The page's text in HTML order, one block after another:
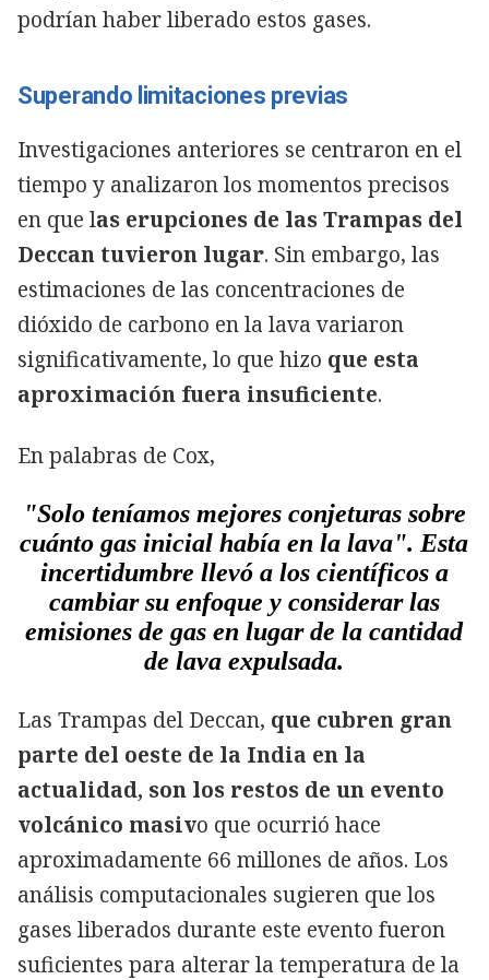
podrían haber liberado estos gases.
Superando limitaciones previas
Investigaciones anteriores se centraron en el
tiempo y analizaron los momentos precisos
en que las erupciones de las Trampas del
Deccan tuvieron lugar. Sin embargo, las
estimaciones de las concentraciones de
dióxido de carbono en la lava variaron
significativamente, lo que hizo que esta
aproximación fuera insuficiente.
En palabras de Cox,
"Solo teníamos mejores conjeturas sobre
cuánto gas inicial había en la lava". Esta
incertidumbre llevó a los científicos a
cambiar su enfoque y considerar las
emisiones de gas en lugar de la cantidad
de lava expulsada.
Las Trampas del Deccan, que cubren gran
parte del oeste de la India en la
actualidad, son los restos de un evento
volcánico masivo que ocurrió hace
aproximadamente 66 millones de años. Los
análisis computacionales sugieren que los
gases liberados durante este evento fueron
suficientes para alterar la temperatura de la